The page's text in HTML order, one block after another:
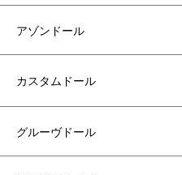
アゾンドール
カスタムドール
グルーヴドール